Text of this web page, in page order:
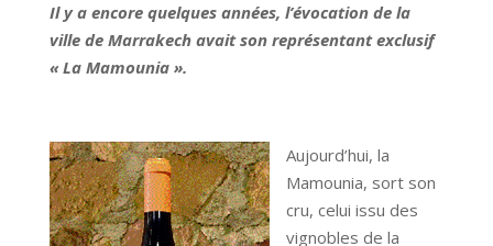
Il y a encore quelques années, l’évocation de la
ville de Marrakech avait son représentant exclusif
« La Mamounia ».
Aujourd’hui, la
Mamounia, sort son
cru, celui issu des
vignobles de la